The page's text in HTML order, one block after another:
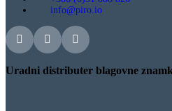
info@piro.io
Uradni distributer blagovne